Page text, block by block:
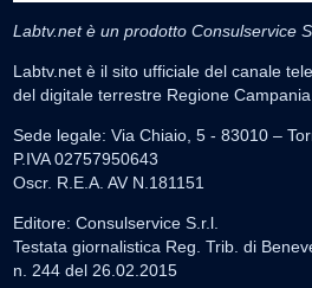
Labtv.net è un prodotto Consulservice
Labtv.net è il sito ufficiale del canale
del digitale terrestre Regione Campania
Sede legale: Via Chiaio, 5 - 83010 –
P.IVA 02757950643
Oscr. R.E.A. AV N.181151
Editore: Consulservice S.r.l.
Testata giornalistica Reg. Trib. di
n. 244 del 26.02.2015